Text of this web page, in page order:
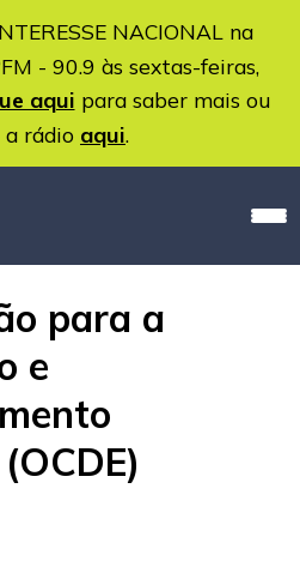
NACIONAL na
- 90.9 às sextas-feiras,
aqui para saber mais ou
a rádio aqui.
para a
e